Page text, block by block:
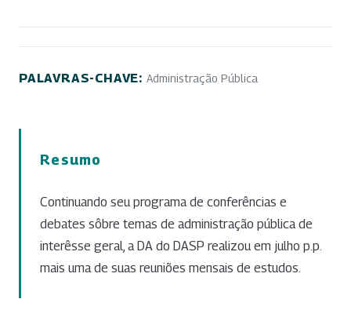
PALAVRAS-CHAVE: Administração Pública
Resumo
Continuando seu programa de conferências e
debates sôbre temas de administração pública de
interêsse geral, a DA do DASP realizou em julho p.p.
mais uma de suas reuniões mensais de estudos.